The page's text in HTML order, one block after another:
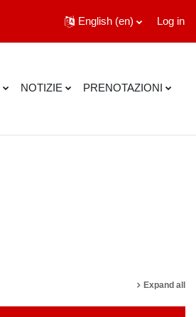
English ‎(en)‎ Log in
NOTIZIE PRENOTAZIONI
Expand all